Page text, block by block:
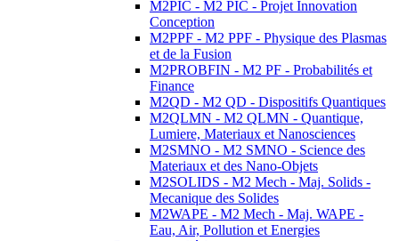
M2PIC - M2 PIC - Projet Innovation
Conception
M2PPF - M2 PPF - Physique des Plasmas
et de la Fusion
M2PROBFIN - M2 PF - Probabilités et
Finance
M2QD - M2 QD - Dispositifs Quantiques
M2QLMN - M2 QLMN - Quantique,
Lumiere, Materiaux et Nanosciences
M2SMNO - M2 SMNO - Science des
Materiaux et des Nano-Objets
M2SOLIDS - M2 Mech - Maj. Solids -
Mecanique des Solides
M2WAPE - M2 Mech - Maj. WAPE -
Eau, Air, Pollution et Energies